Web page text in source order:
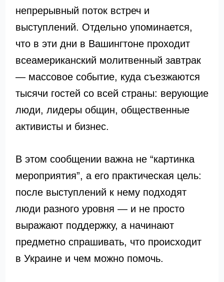
непрерывный поток встреч и
выступлений. Отдельно упоминается,
что в эти дни в Вашингтоне проходит
всеамериканский молитвенный завтрак
— массовое событие, куда съезжаются
тысячи гостей со всей страны: верующие
люди, лидеры общин, общественные
активисты и бизнес.
В этом сообщении важна не “картинка
мероприятия”, а его практическая цель:
после выступлений к нему подходят
люди разного уровня — и не просто
выражают поддержку, а начинают
предметно спрашивать, что происходит
в Украине и чем можно помочь.